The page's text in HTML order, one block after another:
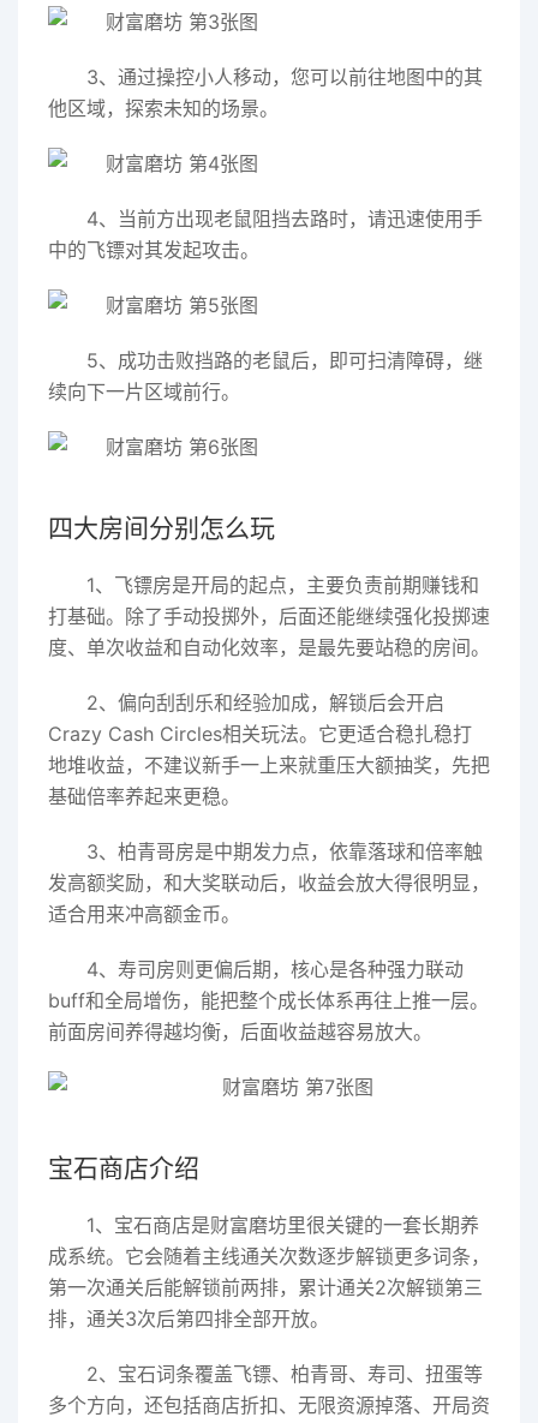
3、通过操控小人移动，您可以前往地图中的其
他区域，探索未知的场景。
4、当前方出现老鼠阻挡去路时，请迅速使用手
中的飞镖对其发起攻击。
5、成功击败挡路的老鼠后，即可扫清障碍，继
续向下一片区域前行。
四大房间分别怎么玩
1、飞镖房是开局的起点，主要负责前期赚钱和
打基础。除了手动投掷外，后面还能继续强化投掷速
度、单次收益和自动化效率，是最先要站稳的房间。
2、偏向刮刮乐和经验加成，解锁后会开启
Crazy Cash Circles相关玩法。它更适合稳扎稳打
地堆收益，不建议新手一上来就重压大额抽奖，先把
基础倍率养起来更稳。
3、柏青哥房是中期发力点，依靠落球和倍率触
发高额奖励，和大奖联动后，收益会放大得很明显，
适合用来冲高额金币。
4、寿司房则更偏后期，核心是各种强力联动
buff和全局增伤，能把整个成长体系再往上推一层。
前面房间养得越均衡，后面收益越容易放大。
宝石商店介绍
1、宝石商店是财富磨坊里很关键的一套长期养
成系统。它会随着主线通关次数逐步解锁更多词条，
第一次通关后能解锁前两排，累计通关2次解锁第三
排，通关3次后第四排全部开放。
2、宝石词条覆盖飞镖、柏青哥、寿司、扭蛋等
多个方向，还包括商店折扣、无限资源掉落、开局资